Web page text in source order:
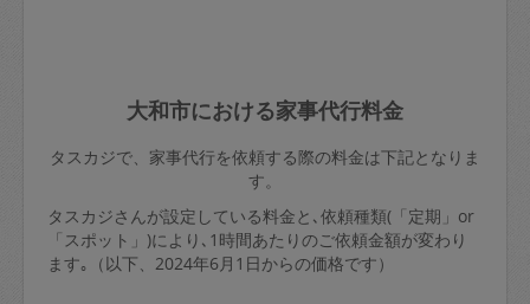
大和市における家事代行料金
タスカジで、家事代行を依頼する際の料金は下記となりま
す。
タスカジさんが設定している料金と､依頼種類(「定期」or
「スポット」)により､1時間あたりのご依頼金額が変わり
ます｡（以下、2024年6月1日からの価格です）